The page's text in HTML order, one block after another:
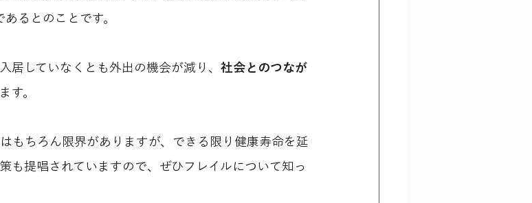
るとのことです。
居していなくとも外出の機会が減り、 社会とのつなが
す。
もちろん限界がありますが、できる限り健康寿命を延
も提唱されていますので、ぜひフレイルについて知っ